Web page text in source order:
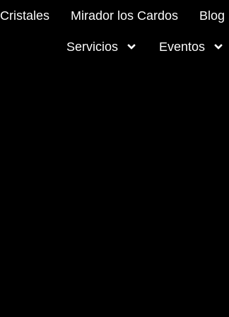
Cristales Mirador los Cardos Blog
Servicios Eventos